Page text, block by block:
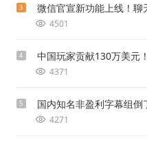
3 微信官宣新功能上线！聊
4501
4 中国玩家贡献130万美元
4371
5 国内知名非盈利字幕组
4271